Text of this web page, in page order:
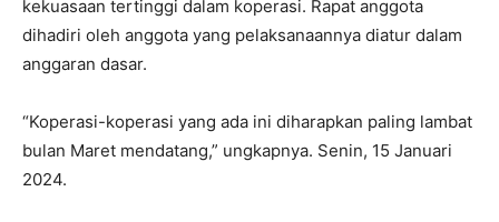
kekuasaan tertinggi dalam koperasi. Rapat anggota
dihadiri oleh anggota yang pelaksanaannya diatur dalam
anggaran dasar.
“Koperasi-koperasi yang ada ini diharapkan paling lambat
bulan Maret mendatang,” ungkapnya. Senin, 15 Januari
2024.